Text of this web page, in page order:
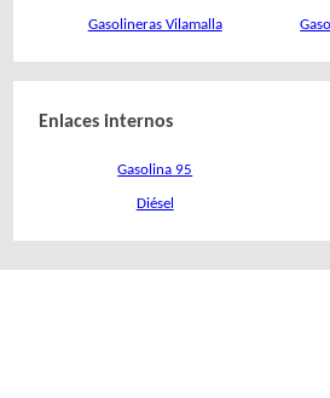
Gasolineras Vilamalla
Enlaces internos
Gasolina 95
Diésel